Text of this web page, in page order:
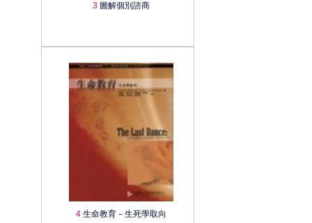
3圖解個別諮商
4生命教育－生死學取向